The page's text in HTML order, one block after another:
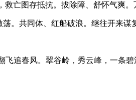
图存抵抗。拔除障、舒怀气爽。
共同体、红船破浪。继往开来谋
春风。翠谷岭，秀云峰，一条碧